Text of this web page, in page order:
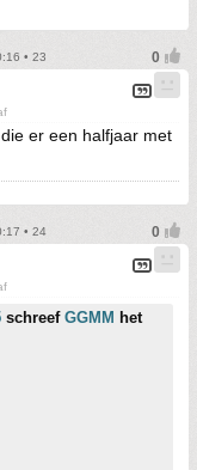
• 23
er een halfjaar met
• 24
schreef GGMM het